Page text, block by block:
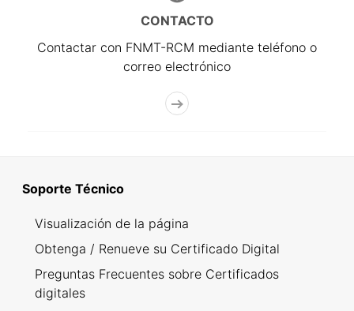
CONTACTO
Contactar con FNMT-RCM mediante teléfono o
correo electrónico
Soporte Técnico
Visualización de la página
Obtenga / Renueve su Certificado Digital
Preguntas Frecuentes sobre Certificados
digitales